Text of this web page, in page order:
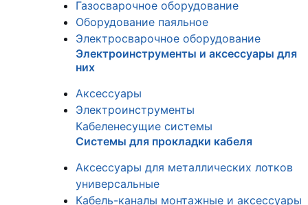
Газосварочное оборудование
Оборудование паяльное
Электросварочное оборудование
Электроинструменты и аксессуары для
них
Аксессуары
Электроинструменты
Кабеленесущие системы
Системы для прокладки кабеля
Аксессуары для металлических лотков
универсальные
Кабель-каналы монтажные и аксессуары